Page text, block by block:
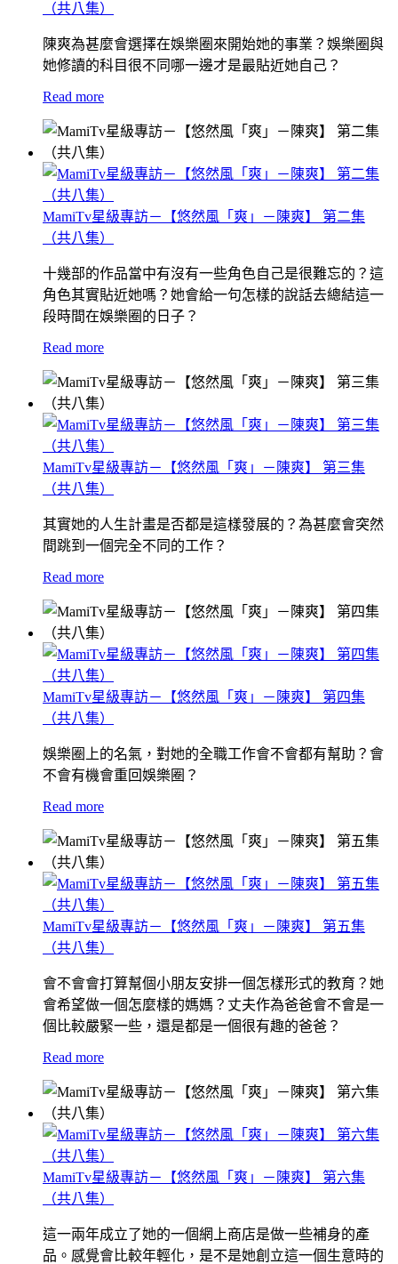
（共八集）
陳爽為甚麼會選擇在娛樂圈來開始她的事業？娛樂圈與
她修讀的科目很不同哪一邊才是最貼近她自己？
Read more
MamiTv星級專訪－【悠然風「爽」－陳爽】 第二集
（共八集）
十幾部的作品當中有沒有一些角色自己是很難忘的？這
角色其實貼近她嗎？她會給一句怎樣的說話去總結這一
段時間在娛樂圈的日子？
Read more
MamiTv星級專訪－【悠然風「爽」－陳爽】 第三集
（共八集）
其實她的人生計畫是否都是這樣發展的？為甚麼會突然
間跳到一個完全不同的工作？
Read more
MamiTv星級專訪－【悠然風「爽」－陳爽】 第四集
（共八集）
娛樂圈上的名氣，對她的全職工作會不會都有幫助？會
不會有機會重回娛樂圈？
Read more
MamiTv星級專訪－【悠然風「爽」－陳爽】 第五集
（共八集）
會不會會打算幫個小朋友安排一個怎樣形式的教育？她
會希望做一個怎麼樣的媽媽？丈夫作為爸爸會不會是一
個比較嚴緊一些，還是都是一個很有趣的爸爸？
Read more
MamiTv星級專訪－【悠然風「爽」－陳爽】 第六集
（共八集）
這一兩年成立了她的一個網上商店是做一些補身的產
品。感覺會比較年輕化，是不是她創立這一個生意時的